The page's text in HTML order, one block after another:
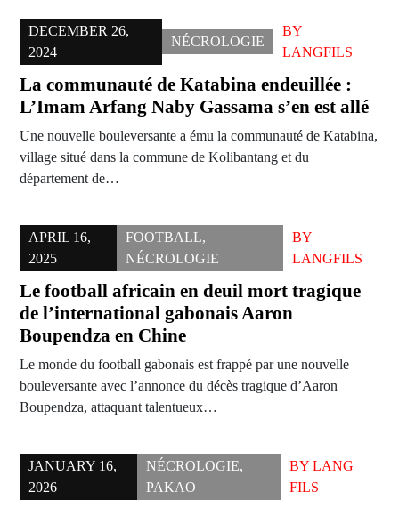
DECEMBER 26,
2024
NÉCROLOGIE
BY
LANGFILS
La communauté de Katabina endeuillée :
L’Imam Arfang Naby Gassama s’en est allé
Une nouvelle bouleversante a ému la communauté de Katabina,
village situé dans la commune de Kolibantang et du
département de…
APRIL 16,
2025
FOOTBALL,
NÉCROLOGIE
BY
LANGFILS
Le football africain en deuil mort tragique
de l’international gabonais Aaron
Boupendza en Chine
Le monde du football gabonais est frappé par une nouvelle
bouleversante avec l’annonce du décès tragique d’Aaron
Boupendza, attaquant talentueux…
JANUARY 16,
2026
NÉCROLOGIE,
PAKAO
BYLANG
FILS